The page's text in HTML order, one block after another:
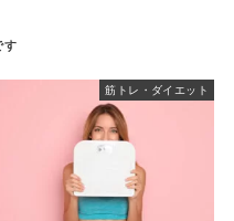
筋トレ・ダイエット